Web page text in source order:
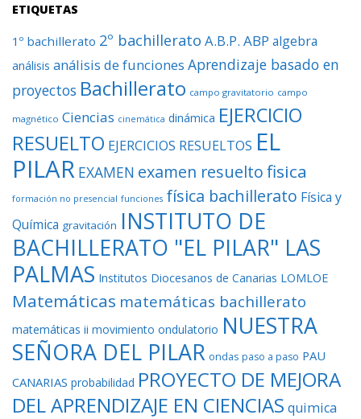
ETIQUETAS
1º bachillerato 2º bachillerato A.B.P. ABP algebra
análisis análisis de funciones Aprendizaje basado en
proyectos Bachillerato campo gravitatorio campo
magnético Ciencias cinemática dinámica EJERCICIO
RESUELTO EJERCICIOS RESUELTOS EL
PILAR EXAMEN examen resueltofisica
formación no presencial funciones física bachillerato Física y
Química gravitación INSTITUTO DE
BACHILLERATO "EL PILAR" LAS
PALMAS Institutos Diocesanos de Canarias LOMLOE
Matemáticas matemáticas bachillerato
matemáticas ii movimiento ondulatorio NUESTRA
SEÑORA DEL PILAR ondas paso a paso PAU
CANARIAS probabilidad PROYECTO DE MEJORA
DEL APRENDIZAJE EN CIENCIAS quimica